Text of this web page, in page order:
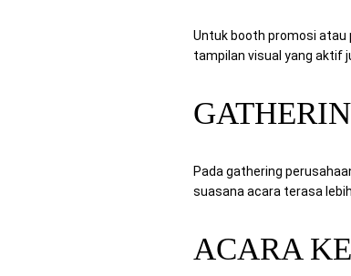
Untuk booth promosi atau
tampilan visual yang aktif
Pada gathering
suasana acara terasa
ACARA